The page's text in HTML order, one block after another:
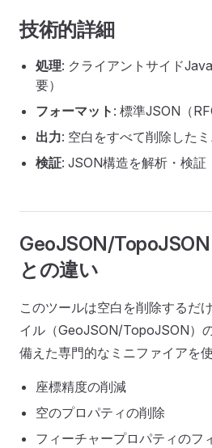
技術的詳細
処理: クライアントサイド
要）
フォーマット : 標準JSON（
出力: 空白をすべて削除した
検証: JSON構造を解析・検証
GeoJSON/
との違い
このツールは空白を削除するだ
イル（GeoJSON/TopoJSON）
備えた専門的なミニファイアを
座標精度の削減
空のプロパティの削除
フィーチャープロパティのフ